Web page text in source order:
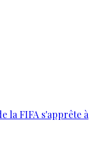
la FIFA s'apprête à